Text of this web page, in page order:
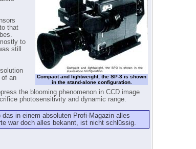
Compact and lightweight, the SP-3 is shown
in the stand-alone configuration.
that
to
still
of an
the blooming phenomenon in CCD image
photosensitivity and dynamic range.
das in einem absoluten Profi-Magazin alles
war doch alles bekannt, ist nicht schlüssig.